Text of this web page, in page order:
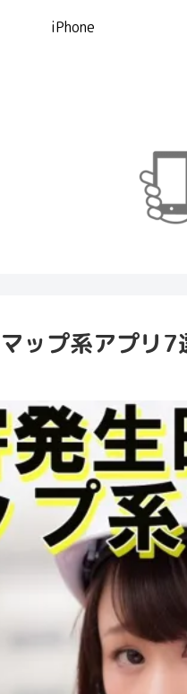
iPhone
ップ系アプリ